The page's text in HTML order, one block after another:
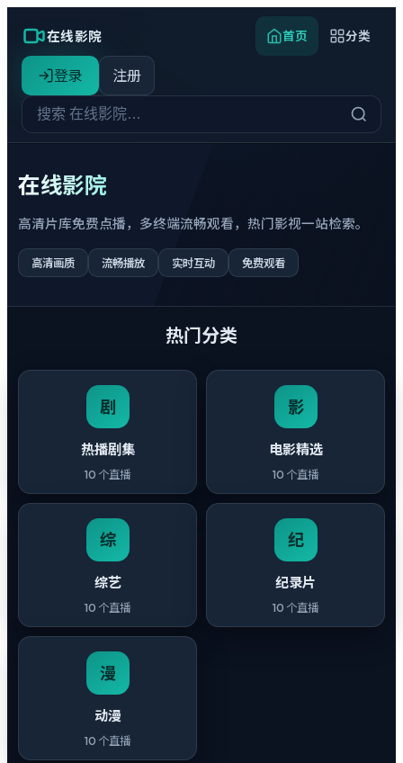
在线影院 首页 分类
登录 注册
在线影院
高清片库免费点播，多终端流畅观看，热门影视一站检索。
高清画质 流畅播放 实时互动 免费观看
热门分类
剧
热播剧集
10 个直播
影
电影精选
10 个直播
综
综艺
10 个直播
纪
纪录片
10 个直播
漫
动漫
10 个直播